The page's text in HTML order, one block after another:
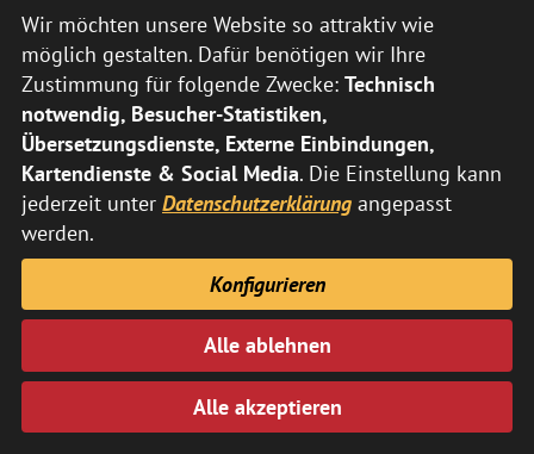
verwaltungsrechtlichen oder gerichtlichen
Rechtsbehelfs steht Ihnen das Recht auf Beschwerde
bei einer Aufsichtsbehörde, insbesondere in dem
Mitgliedstaat ihres Aufenthaltsorts, ihres
Arbeitsplatzes oder des Orts des mutmaßlichen
Verstoßes, zu, wenn Sie der Ansicht sind, dass die
Verarbeitung der Sie betreffenden personenbezogenen
Daten gegen die DSGVO verstößt.
Die Aufsichtsbehörde, bei der die Beschwerde
eingereicht wurde, unterrichtet den Beschwerdeführer
über den Stand und die Ergebnisse der Beschwerde
einschließlich der Möglichkeit eines gerichtlichen
Rechtsbehelfs nach Art. 78 DSGVO.
Wir möchten unsere Website so attraktiv wie
möglich gestalten. Dafür benötigen wir Ihre
Zustimmung für folgende Zwecke: Technisch
notwendig, Besucher-Statistiken,
Übersetzungsdienste, Externe Einbindungen,
Kartendienste & Social Media. Die Einstellung kann
jederzeit unter Datenschutzerklärung angepasst
werden.
Konfigurieren
Alle ablehnen
Alle akzeptieren